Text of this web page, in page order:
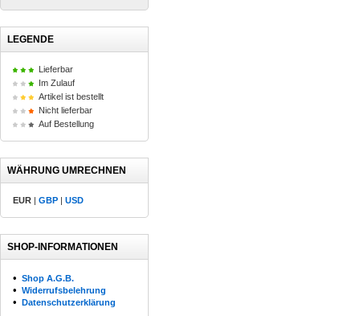
LEGENDE
Lieferbar
Im Zulauf
Artikel ist bestellt
Nicht lieferbar
Auf Bestellung
WÄHRUNG UMRECHNEN
EUR | GBP | USD
SHOP-INFORMATIONEN
• Shop A.G.B.
• Widerrufsbelehrung
• Datenschutzerklärung